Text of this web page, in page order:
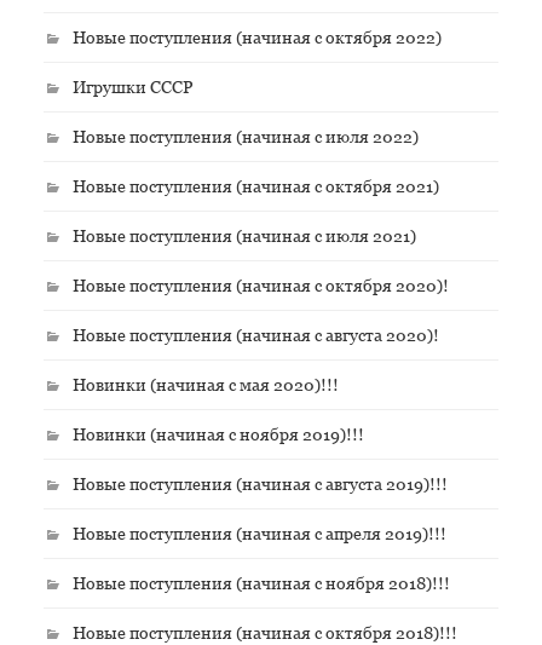
Новые поступления (начиная с октября 2022)
Игрушки СССР
Новые поступления (начиная с июля 2022)
Новые поступления (начиная с октября 2021)
Новые поступления (начиная с июля 2021)
Новые поступления (начиная с октября 2020)!
Новые поступления (начиная с августа 2020)!
Новинки (начиная с мая 2020)!!!
Новинки (начиная с ноября 2019)!!!
Новые поступления (начиная с августа 2019)!!!
Новые поступления (начиная с апреля 2019)!!!
Новые поступления (начиная с ноября 2018)!!!
Новые поступления (начиная с октября 2018)!!!